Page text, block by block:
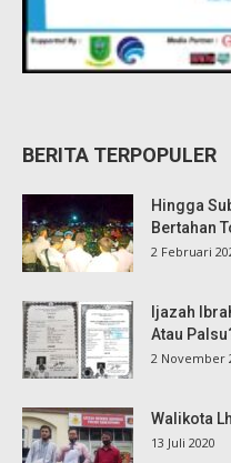
BERITA TERPOPULER
Hingga
Bertahan
2 Februari
Ijazah
Atau
2 November
Walikota
13 Juli 2020